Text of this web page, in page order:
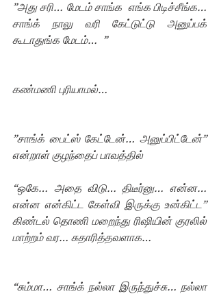
”அது சரி… மேடம் சாங்க  எங்க பிடிச்சீங்க…
சாங்க் நாலு வரி கேட்டுட்டு அனுப்பக்
கூடாதுங்க மேடம்…  ”
கண்மணி புரியாமல்…
”சாங்க் பைட்ஸ் கேட்டேன்… அனுப்பிட்டேன்”
என்றாள் குழந்தைப் பாவத்தில்
“ஒகே… அதை விடு… திடீர்னு… என்ன…
என்ன என்கிட்ட கேள்வி இருக்கு உன்கிட்ட”
கிண்டல் தொணி மறைந்து ரிஷியின் குரலில்
மாற்றம் வர… சுதாரித்தவளாக…
“சும்மா… சாங்க் நல்லா இருந்துச்சு… நல்லா